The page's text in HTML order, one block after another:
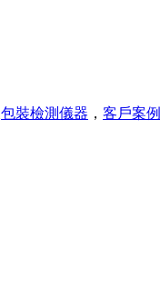
包裝檢測儀器 ， 客戶案例